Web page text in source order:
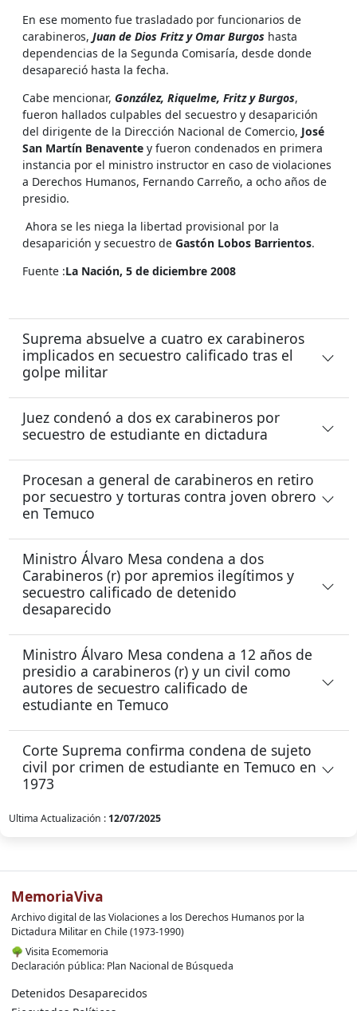
En ese momento fue trasladado por funcionarios de
carabineros, Juan de Dios Fritz y Omar Burgos hasta
dependencias de la Segunda Comisaría, desde donde
desapareció hasta la fecha.
Cabe mencionar, González, Riquelme, Fritz y Burgos,
fueron hallados culpables del secuestro y desaparición
del dirigente de la Dirección Nacional de Comercio, José
San Martín Benavente y fueron condenados en primera
instancia por el ministro instructor en caso de violaciones
a Derechos Humanos, Fernando Carreño, a ocho años de
presidio.
Ahora se les niega la libertad provisional por la
desaparición y secuestro de Gastón Lobos Barrientos.
Fuente :La Nación, 5 de diciembre 2008
Suprema absuelve a cuatro ex carabineros
implicados en secuestro calificado tras el
golpe militar
Juez condenó a dos ex carabineros por
secuestro de estudiante en dictadura
Procesan a general de carabineros en retiro
por secuestro y torturas contra joven obrero
en Temuco
Ministro Álvaro Mesa condena a dos
Carabineros (r) por apremios ilegítimos y
secuestro calificado de detenido
desaparecido
Ministro Álvaro Mesa condena a 12 años de
presidio a carabineros (r) y un civil como
autores de secuestro calificado de
estudiante en Temuco
Corte Suprema confirma condena de sujeto
civil por crimen de estudiante en Temuco en
1973
Ultima Actualización : 12/07/2025
MemoriaViva
Archivo digital de las Violaciones a los Derechos Humanos por la
Dictadura Militar en Chile (1973-1990)
🌳 Visita Ecomemoria
Declaración pública: Plan Nacional de Búsqueda
Detenidos Desaparecidos